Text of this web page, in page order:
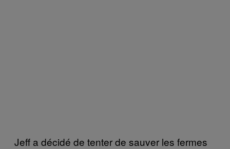
Jeff a décidé de tenter de sauver les fermes